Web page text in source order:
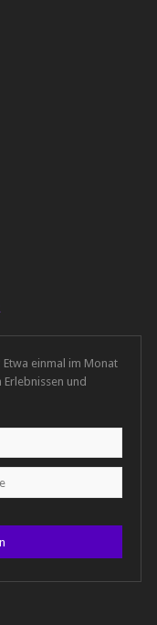
Etwa einmal im Monat
und